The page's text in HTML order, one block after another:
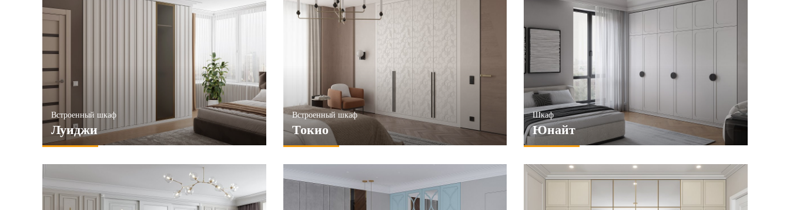
Встроенный шкаф
Луиджи
Встроенный шкаф
Токио
Шкаф
Юнайт